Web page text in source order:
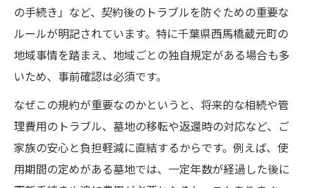
契約解除や承継時に発生しやすいトラブル
例
墓地使用規約の見逃しがちな条件と対応策
家族で話し合いたい規約項目の要点まとめ
安心の松戸市お墓購入を叶えるポイント解説
松戸市でお墓購入時に押さえるべき安心ポ
イント
家族の将来を見据えた墓地選びの重要な基
の手続き」など、契約後のトラブルを防ぐための重要な
ルールが明記されています。特に千葉県西馬橋蔵元町の
地域事情を踏まえ、地域ごとの独自規定がある場合も多
いため、事前確認は必須です。
なぜこの規約が重要なのかというと、将来的な相続や管
理費用のトラブル、墓地の移転や返還時の対応など、ご
家族の安心と負担軽減に直結するからです。例えば、使
用期間の定めがある墓地では、一定年数が経過した後に